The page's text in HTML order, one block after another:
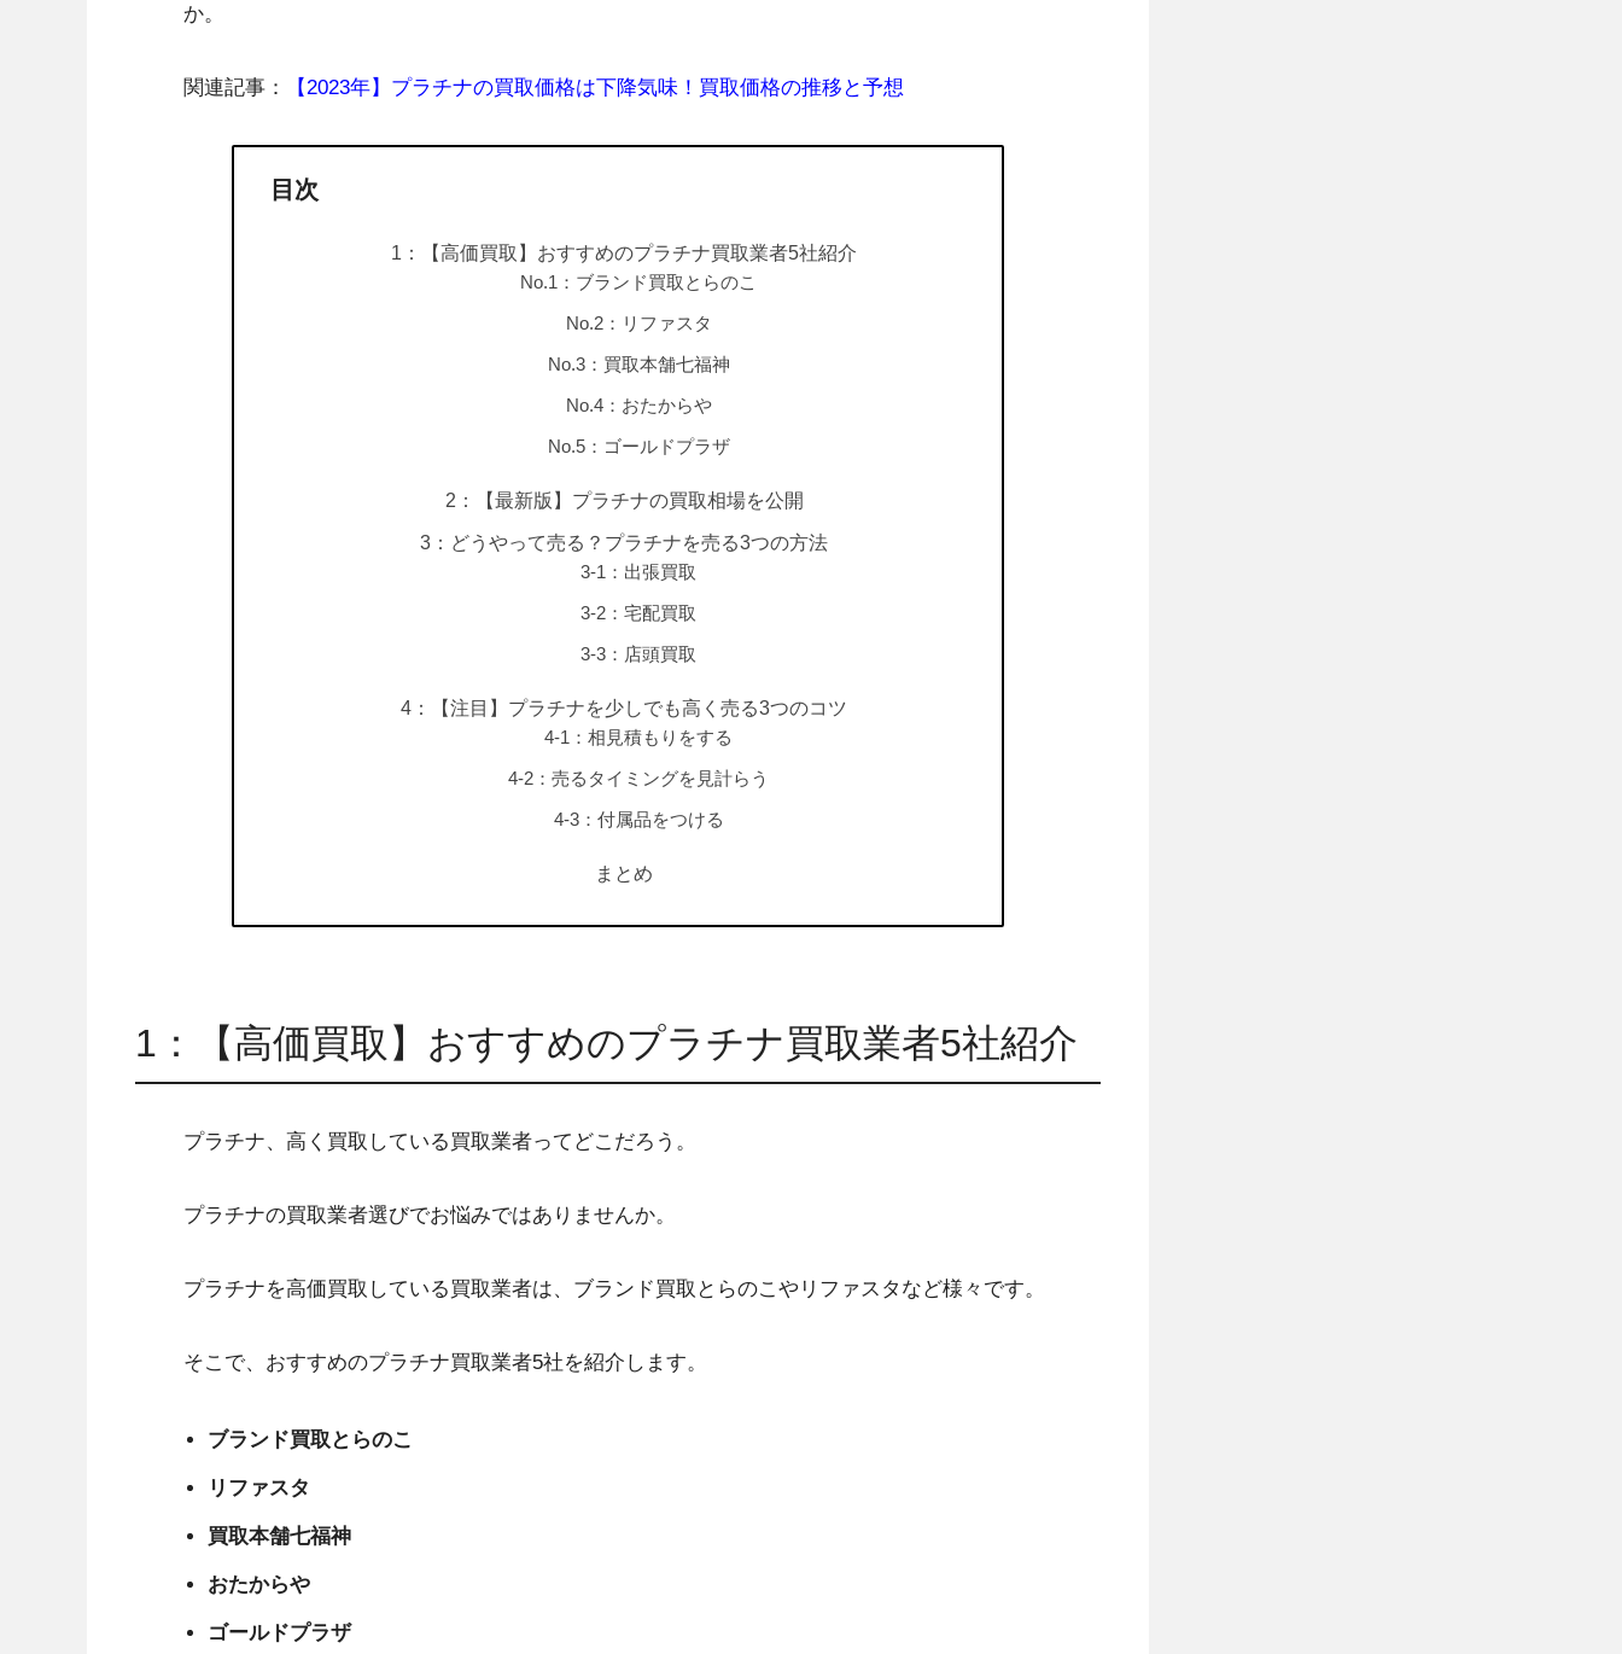
か。
関連記事： 【2023年】プラチナの買取価格は下降気味！買取価格の推移と予想
目次
1：【高価買取】おすすめのプラチナ買取業者5社紹介
No.1：ブランド買取とらのこ
No.2：リファスタ
No.3：買取本舗七福神
No.4：おたからや
No.5：ゴールドプラザ
2：【最新版】プラチナの買取相場を公開
3：どうやって売る？プラチナを売る3つの方法
3-1：出張買取
3-2：宅配買取
3-3：店頭買取
4：【注目】プラチナを少しでも高く売る3つのコツ
4-1：相見積もりをする
4-2：売るタイミングを見計らう
4-3：付属品をつける
まとめ
1：【高価買取】おすすめのプラチナ買取業者5社紹介
プラチナ、高く買取している買取業者ってどこだろう。
プラチナの買取業者選びでお悩みではありませんか。
プラチナを高価買取している買取業者は、ブランド買取とらのこやリファスタなど様々です。
そこで、おすすめのプラチナ買取業者5社を紹介します。
ブランド買取とらのこ
リファスタ
買取本舗七福神
おたからや
ゴールドプラザ